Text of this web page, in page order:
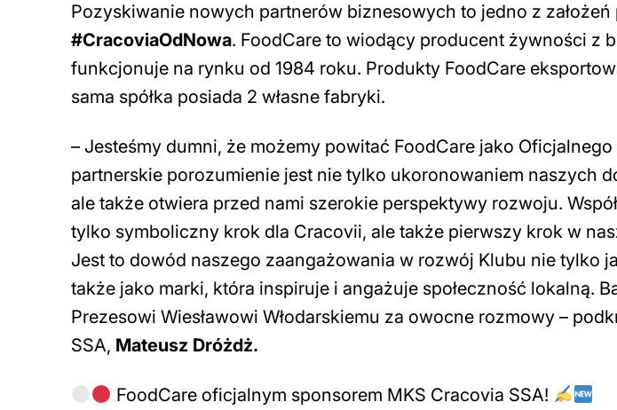
Pozyskiwanie nowych partnerów biznesowych to jedno z
#CracoviaOdNowa. FoodCare to wiodący producent żywności z
funkcjonuje na rynku od 1984 roku. Produkty FoodCare
sama spółka posiada 2 własne fabryki.
– Jesteśmy dumni, że możemy powitać FoodCare jako
partnerskie porozumienie jest nie tylko ukoronowaniem naszych
ale także otwiera przed nami szerokie perspektywy rozwoju.
tylko symboliczny krok dla Cracovii, ale także pierwszy krok w
Jest to dowód naszego zaangażowania w rozwój Klubu nie tylko
także jako marki, która inspiruje i angażuje społeczność lokalną.
Prezesowi Wiesławowi Włodarskiemu za owocne rozmowy –
SSA, Mateusz Dróżdż.
FoodCare oficjalnym sponsorem MKS Cracovia SSA!